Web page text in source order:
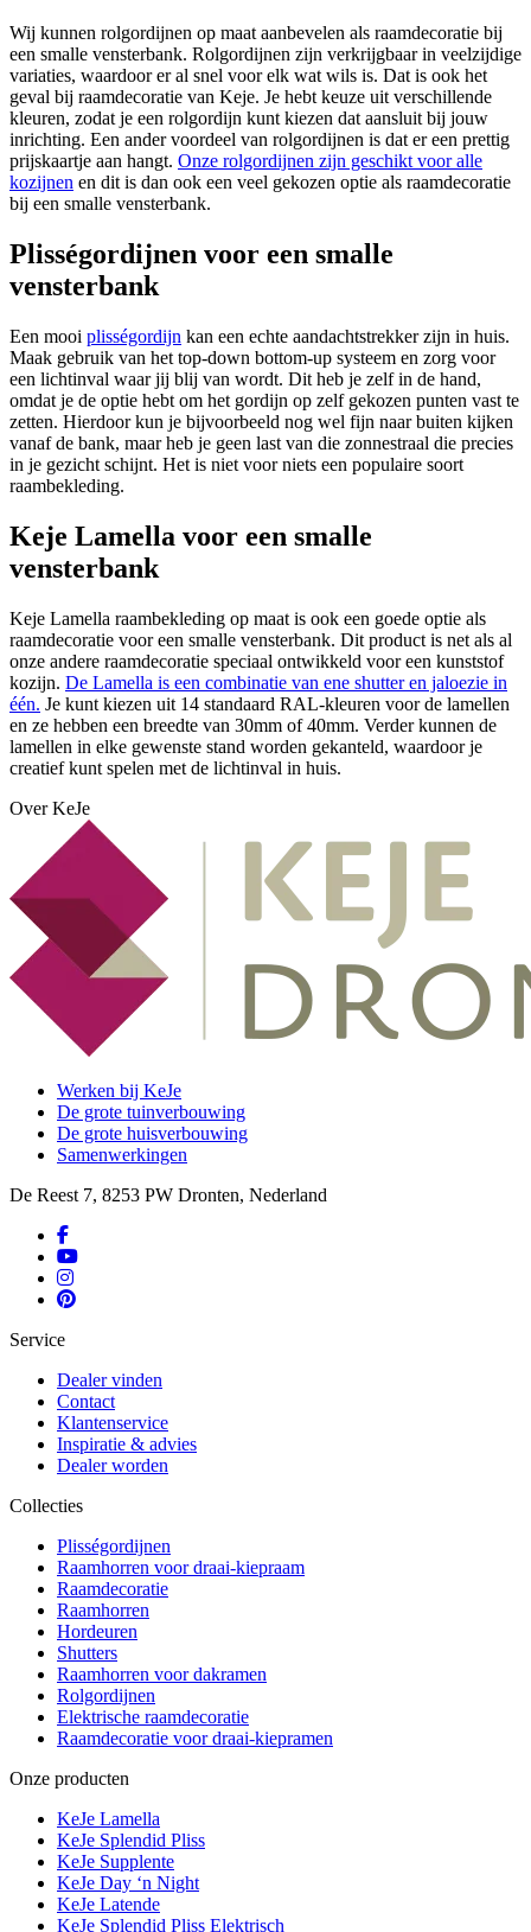
Wij kunnen rolgordijnen op maat aanbevelen als raamdecoratie bij
een smalle vensterbank. Rolgordijnen zijn verkrijgbaar in veelzijdige
variaties, waardoor er al snel voor elk wat wils is. Dat is ook het
geval bij raamdecoratie van Keje. Je hebt keuze uit verschillende
kleuren, zodat je een rolgordijn kunt kiezen dat aansluit bij jouw
inrichting. Een ander voordeel van rolgordijnen is dat er een prettig
prijskaartje aan hangt. Onze rolgordijnen zijn geschikt voor alle
kozijnen en dit is dan ook een veel gekozen optie als raamdecoratie
bij een smalle vensterbank.
Plisségordijnen voor een smalle
vensterbank
Een mooi plisségordijn kan een echte aandachtstrekker zijn in huis.
Maak gebruik van het top-down bottom-up systeem en zorg voor
een lichtinval waar jij blij van wordt. Dit heb je zelf in de hand,
omdat je de optie hebt om het gordijn op zelf gekozen punten vast te
zetten. Hierdoor kun je bijvoorbeeld nog wel fijn naar buiten kijken
vanaf de bank, maar heb je geen last van die zonnestraal die precies
in je gezicht schijnt. Het is niet voor niets een populaire soort
raambekleding.
Keje Lamella voor een smalle
vensterbank
Keje Lamella raambekleding op maat is ook een goede optie als
raamdecoratie voor een smalle vensterbank. Dit product is net als al
onze andere raamdecoratie speciaal ontwikkeld voor een kunststof
kozijn. De Lamella is een combinatie van ene shutter en jaloezie in
één. Je kunt kiezen uit 14 standaard RAL-kleuren voor de lamellen
en ze hebben een breedte van 30mm of 40mm. Verder kunnen de
lamellen in elke gewenste stand worden gekanteld, waardoor je
creatief kunt spelen met de lichtinval in huis.
Over KeJe
Werken bij KeJe
De grote tuinverbouwing
De grote huisverbouwing
Samenwerkingen
De Reest 7, 8253 PW Dronten, Nederland
Service
Dealer vinden
Contact
Klantenservice
Inspiratie & advies
Dealer worden
Collecties
Plisségordijnen
Raamhorren voor draai-kiepraam
Raamdecoratie
Raamhorren
Hordeuren
Shutters
Raamhorren voor dakramen
Rolgordijnen
Elektrische raamdecoratie
Raamdecoratie voor draai-kiepramen
Onze producten
KeJe Lamella
KeJe Splendid Pliss
KeJe Supplente
KeJe Day ‘n Night
KeJe Latende
KeJe Splendid Pliss Elektrisch